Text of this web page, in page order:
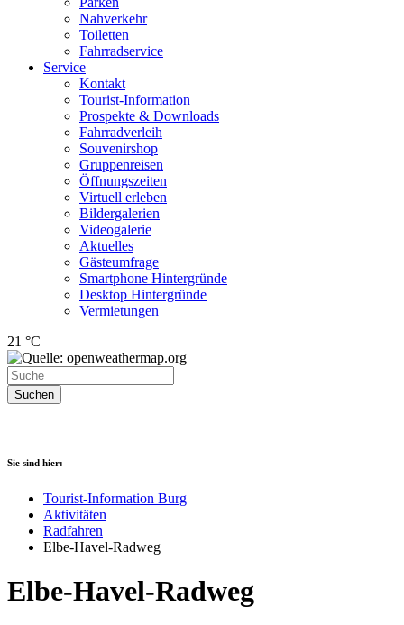
Nahverkehr
Toiletten
Fahrradservice
Service
Kontakt
Tourist-Information
Prospekte & Downloads
Fahrradverleih
Souvenirshop
Gruppenreisen
Öffnungszeiten
Virtuell erleben
Bildergalerien
Videogalerie
Aktuelles
Gästeumfrage
Smartphone Hintergründe
Desktop Hintergründe
Vermietungen
21 °C
Suchen
Sie sind hier:
Tourist-Information Burg
Aktivitäten
Radfahren
Elbe-Havel-Radweg
Elbe-Havel-Radweg